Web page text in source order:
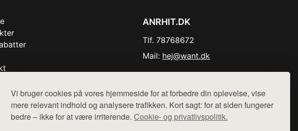
Vi bruger cookies på vores hjemmeside for at forbedre din oplevelse, vise
mere relevant indhold og analysere trafikken. Kort sagt: for at siden fungerer
bedre – ikke for at være irriterende. Cookie- og privatlivspolitik.
ANRHIT.DK
Tlf. 78768672
Mail: hej@want.dk